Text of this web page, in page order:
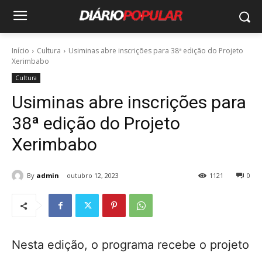
Início Cultura
Usiminas abre inscrições para 38ª edição do Projeto
Xerimbabo
Cultura
Usiminas abre inscrições para
38ª edição do Projeto
Xerimbabo
By admin outubro 12, 2023 0
1121
Nesta edição, o programa recebe o projeto